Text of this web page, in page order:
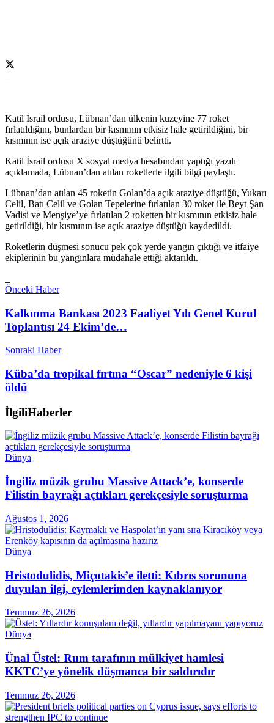
Katil İsrail ordusu, Lübnan’dan ülkenin kuzeyine 77 roket
fırlatıldığını, bunlardan bir kısmının etkisiz hale getirildiğini, bir
kısmının ise açık araziye düştüğünü belirtti.
Katil İsrail ordusu X sosyal medya hesabından yaptığı yazılı
açıklamada, Lübnan’dan atılan roketlerle ilgili bilgi paylaştı.
Lübnan’dan atılan 45 roketin Golan’da açık araziye düştüğü, Yukarı
Celil, Batı Celil ve Golan Tepelerine fırlatılan 30 roket ile Beyt Şan
Vadisi ve Menşiye’ye fırlatılan 2 roketten bir kısmının etkisiz hale
getirildiği, bir kısmının ise açık araziye düştüğü kaydedildi.
Roketlerin düşmesi sonucu pek çok yerde yangın çıktığı ve itfaiye
ekiplerinin bu yangınlara müdahale ettiği aktarıldı.
Önceki Haber
Kalkınma Bankası 2023 Faaliyet Yılı Genel Kurul
Toplantısı 24 Ekim’de…
Sonraki Haber
Küba’da tropikal fırtına “Oscar” nedeniyle 6 kişi
öldü
İlgiliHaberler
Dünya
İngiliz müzik grubu Massive Attack’e, konserde
Filistin bayrağı açtıkları gerekçesiyle soruşturma
Ağustos 1, 2026
Dünya
Hristodulidis, Miçotakis’e iletti: Kıbrıs sorununa
duyulan ilgi, eylemlerimden kaynaklanıyor
Temmuz 26, 2026
Dünya
Ünal Üstel: Rum tarafının mülkiyet hamlesi
KKTC’ye yönelik düşmanca bir saldırıdır
Temmuz 26, 2026